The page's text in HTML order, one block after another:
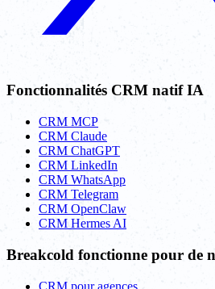
Fonctionnalités CRM natif IA
CRM MCP
CRM Claude
CRM ChatGPT
CRM LinkedIn
CRM WhatsApp
CRM Telegram
CRM OpenClaw
CRM Hermes AI
Breakcold fonctionne pour de
CRM pour agences